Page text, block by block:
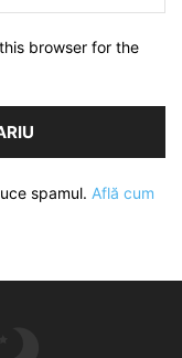
browser for the
spamul. Află cum